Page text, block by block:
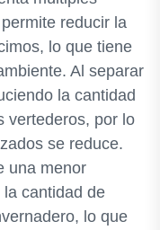
reducir la
lo que tiene
Al separar
la cantidad
vertederos, por lo
se reduce.
una menor
cantidad de
lo que